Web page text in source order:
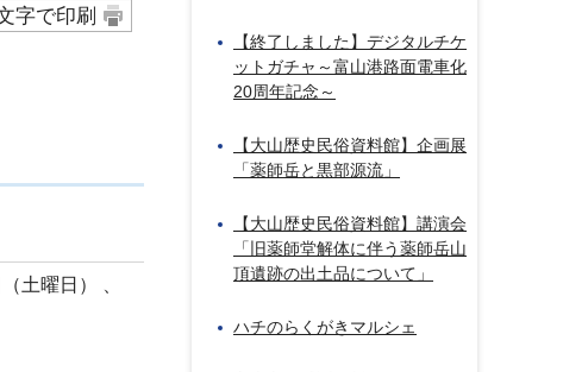
字で印刷
土曜日） 、
【終了しました】デジタルチケ
ットガチャ～富山港路面電車化
20周年記念～
【大山歴史民俗資料館】企画展
「薬師岳と黒部源流」
【大山歴史民俗資料館】講演会
「旧薬師堂解体に伴う薬師岳山
頂遺跡の出土品について」
ハチのらくがきマルシェ